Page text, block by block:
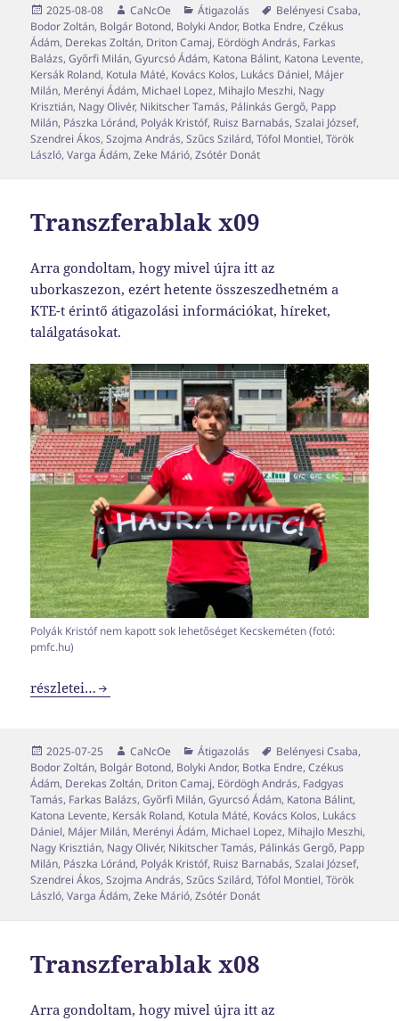
Közzétéve
2025-08-08 Szerző
CaNcOe Kategória
Átigazolás Címke
Belényesi Csaba,
Bodor Zoltán, Bolgár Botond, Bolyki Andor, Botka Endre,Czékus
Ádám, Derekas Zoltán, Driton Camaj, Eördögh András, Farkas
Balázs,Győrfi Milán,Gyurcsó Ádám, Katona Bálint, Katona Levente,
Kersák Roland, Kotula Máté, Kovács Kolos, Lukács Dániel, Májer
Milán, Merényi Ádám, Michael Lopez, Mihajlo Meszhi, Nagy
Krisztián, Nagy Olivér, Nikitscher Tamás, Pálinkás Gergő, Papp
Milán, Pászka Lóránd, Polyák Kristóf, Ruisz Barnabás,Szalai József,
Szendrei Ákos,Szojma András,Szűcs Szilárd,Tófol Montiel,Török
László,Varga Ádám,Zeke Márió,Zsótér Donát
Transzferablak x09
Arra gondoltam, hogy mivel újra itt az
uborkaszezon, ezért hetente összeszedhetném a
KTE-t érintő átigazolási információkat, híreket,
találgatásokat.
Polyák Kristóf nem kapott sok lehetőséget Kecskeméten (fotó:
pmfc.hu)
Transzferablak x09
részletei…
Közzétéve
2025-07-25 Szerző
CaNcOe Kategória
Átigazolás Címke
Belényesi Csaba,
Bodor Zoltán, Bolgár Botond, Bolyki Andor, Botka Endre,Czékus
Ádám, Derekas Zoltán, Driton Camaj, Eördögh András, Fadgyas
Tamás, Farkas Balázs,Győrfi Milán,Gyurcsó Ádám, Katona Bálint,
Katona Levente, Kersák Roland, Kotula Máté, Kovács Kolos, Lukács
Dániel, Májer Milán, Merényi Ádám, Michael Lopez, Mihajlo Meszhi,
Nagy Krisztián, Nagy Olivér, Nikitscher Tamás, Pálinkás Gergő, Papp
Milán, Pászka Lóránd, Polyák Kristóf, Ruisz Barnabás,Szalai József,
Szendrei Ákos,Szojma András,Szűcs Szilárd,Tófol Montiel,Török
László,Varga Ádám,Zeke Márió,Zsótér Donát
Transzferablak x08
Arra gondoltam, hogy mivel újra itt az